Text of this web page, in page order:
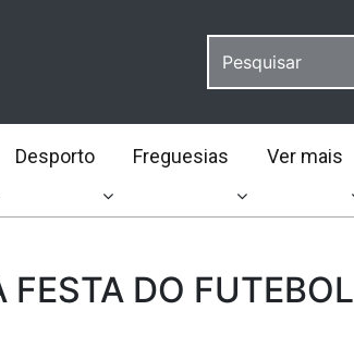
Desporto Freguesias Ver mais
FESTA DO FUTEBOL